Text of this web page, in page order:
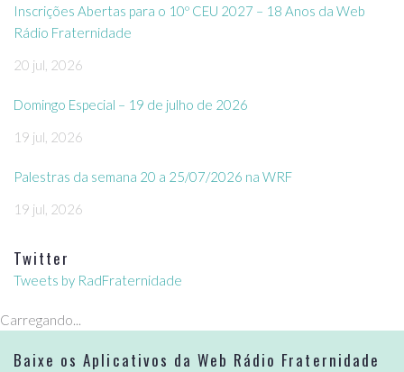
Inscrições Abertas para o 10º CEU 2027 – 18 Anos da Web
Rádio Fraternidade
20 jul, 2026
Domingo Especial – 19 de julho de 2026
19 jul, 2026
Palestras da semana 20 a 25/07/2026 na WRF
19 jul, 2026
Twitter
Tweets by RadFraternidade
Carregando...
Baixe os Aplicativos da Web Rádio Fraternidade